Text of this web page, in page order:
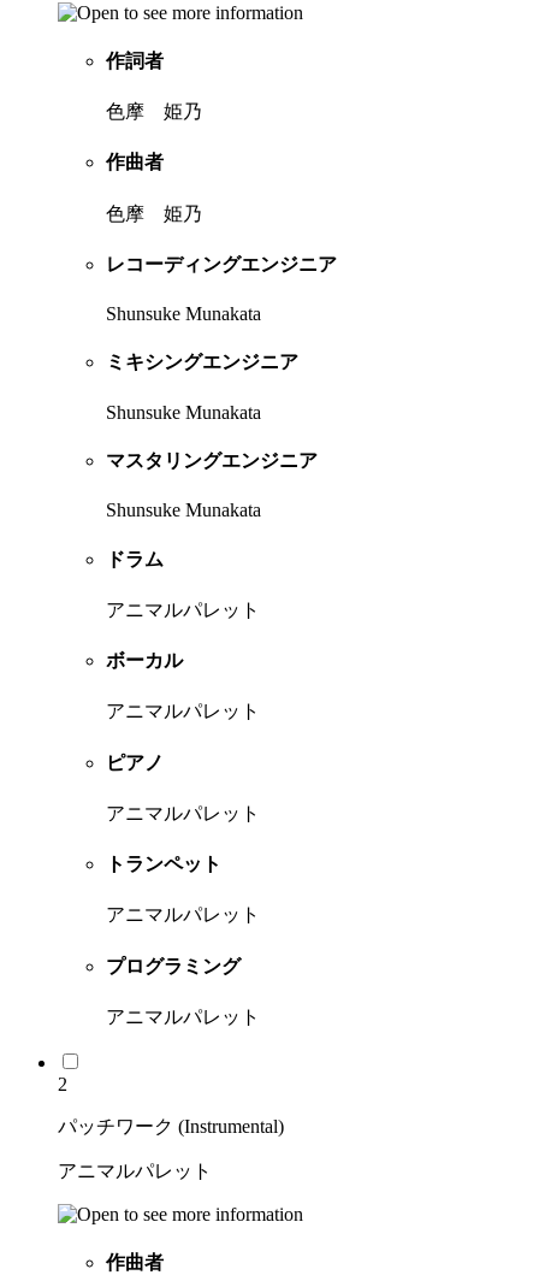
作詞者
色摩 姫乃
作曲者
色摩 姫乃
レコーディングエンジニア
Shunsuke Munakata
ミキシングエンジニア
Shunsuke Munakata
マスタリングエンジニア
Shunsuke Munakata
ドラム
アニマルパレット
ボーカル
アニマルパレット
ピアノ
アニマルパレット
トランペット
アニマルパレット
プログラミング
アニマルパレット
2
パッチワーク (Instrumental)
アニマルパレット
作曲者